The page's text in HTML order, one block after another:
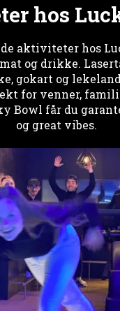
hos
aktiviteter hos
og drikke.
gokart og
for venner,
Bowl får du
og great vibes.